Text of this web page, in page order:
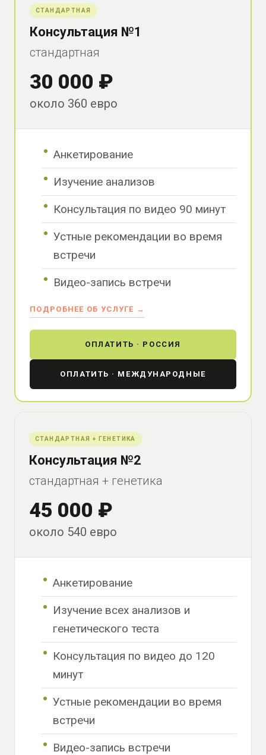
СТАНДАРТНАЯ
Консультация №1
стандартная
30 000 ₽
около 360 евро
Анкетирование
Изучение анализов
Консультация по видео 90 минут
Устные рекомендации во время
встречи
Видео-запись встречи
ПОДРОБНЕЕ ОБ УСЛУГЕ →
ОПЛАТИТЬ · РОССИЯ
ОПЛАТИТЬ · МЕЖДУНАРОДНЫЕ
СТАНДАРТНАЯ + ГЕНЕТИКА
Консультация №2
стандартная + генетика
45 000 ₽
около 540 евро
Анкетирование
Изучение всех анализов и
генетического теста
Консультация по видео до 120
минут
Устные рекомендации во время
встречи
Видео-запись встречи